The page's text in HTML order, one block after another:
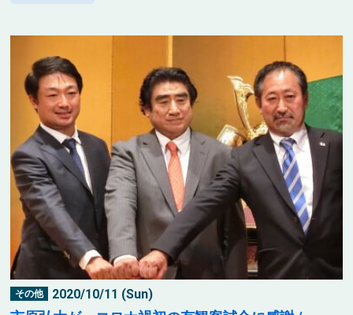
その他 2020/10/11 (Sun)